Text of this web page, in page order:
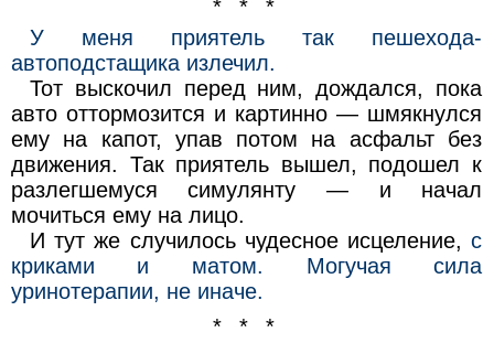
* * *
У меня приятель так пешехода-
автоподстащика излечил.
Тот выскочил перед ним, дождался, пока
авто оттормозится и картинно — шмякнулся
ему на капот, упав потом на асфальт без
движения. Так приятель вышел, подошел к
разлегшемуся симулянту — и начал
мочиться ему на лицо.
И тут же случилось чудесное исцеление,с
криками и матом. Могучая сила
уринотерапии, не иначе.
* * *